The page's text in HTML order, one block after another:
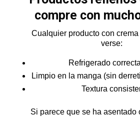
compre con
Cualquier producto con
verse:
Refrigerado
Limpio en la manga (sin
Textura
Si parece que se ha asentado